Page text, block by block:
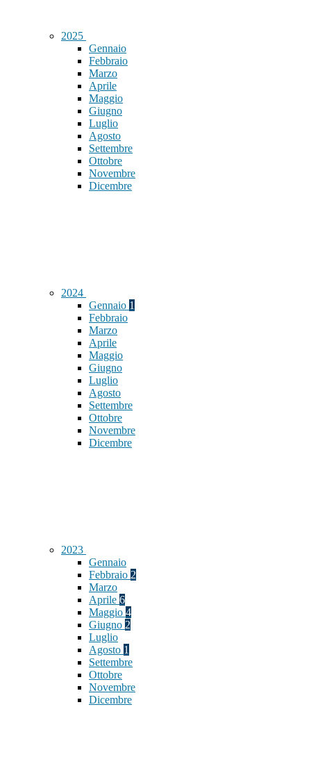
2025
Gennaio
Febbraio
Marzo
Aprile
Maggio
Giugno
Luglio
Agosto
Settembre
Ottobre
Novembre
Dicembre
2024
Gennaio 1
Febbraio
Marzo
Aprile
Maggio
Giugno
Luglio
Agosto
Settembre
Ottobre
Novembre
Dicembre
2023
Gennaio
Febbraio 2
Marzo
Aprile 6
Maggio 4
Giugno 2
Luglio
Agosto 1
Settembre
Ottobre
Novembre
Dicembre